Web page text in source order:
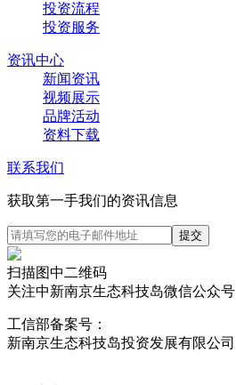
投资流程
投资服务
资讯中心
新闻资讯
视频展示
品牌活动
资料下载
联系我们
获取第一手我们的资讯信息
扫描图中二维码
关注中新南京生态科技岛微信公众号
工信部备案号：
新南京生态科技岛投资发展有限公司